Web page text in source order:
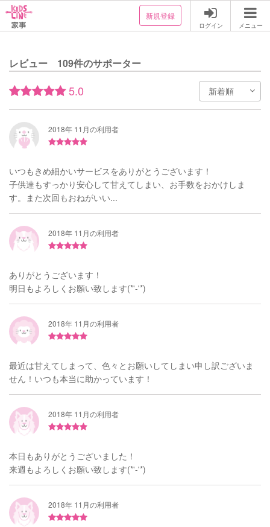
新規登録
ログイン メニュー
レビュー 109件のサポーター
5.0
2018年 11月の利用者
いつもきめ細かいサービスをありがとうございます！
子供達もすっかり安心して甘えてしまい、お手数をおかけしま
す。また次回もおねがいい...
2018年 11月の利用者
ありがとうございます！
明日もよろしくお願い致します(*'-'*)
2018年 11月の利用者
最近は甘えてしまって、色々とお願いしてしまい申し訳ございま
せん！いつも本当に助かっています！
2018年 11月の利用者
本日もありがとうございました！
来週もよろしくお願い致します(*'-'*)
2018年 11月の利用者